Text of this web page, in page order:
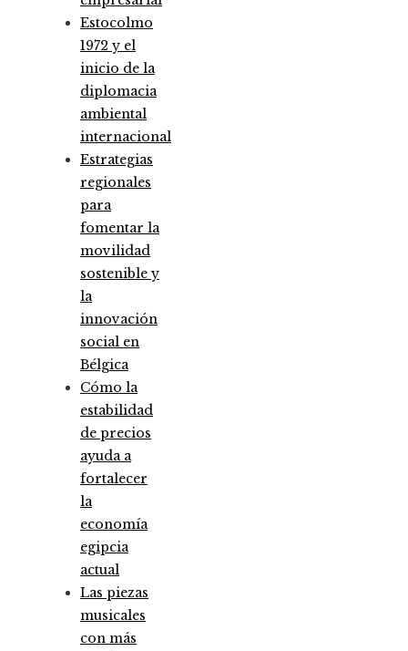
Estocolmo
1972 y el
inicio de la
diplomacia
ambiental
internacional
Estrategias
regionales
para
fomentar la
movilidad
sostenible y
la
innovación
social en
Bélgica
Cómo la
estabilidad
de precios
ayuda a
fortalecer
la
economía
egipcia
actual
Las piezas
musicales
con más